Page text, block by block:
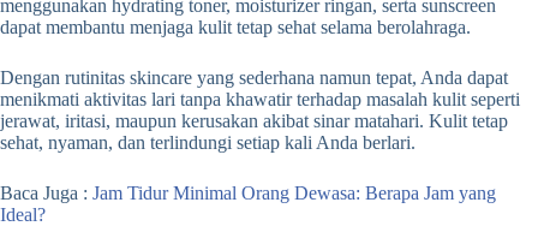
menggunakan hydrating toner, moisturizer ringan, serta sunscreen
dapat membantu menjaga kulit tetap sehat selama berolahraga.
Dengan rutinitas skincare yang sederhana namun tepat, Anda dapat
menikmati aktivitas lari tanpa khawatir terhadap masalah kulit seperti
jerawat, iritasi, maupun kerusakan akibat sinar matahari. Kulit tetap
sehat, nyaman, dan terlindungi setiap kali Anda berlari.
Baca Juga : Jam Tidur Minimal Orang Dewasa: Berapa Jam yang
Ideal?